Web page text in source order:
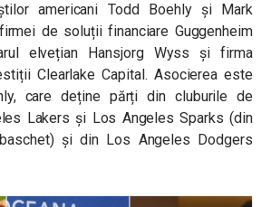
americani Todd Boehly și Mark
de soluții financiare Guggenheim
elvețian Hansjorg Wyss și firma
Clearlake Capital. Asocierea este
care deține părți din cluburile de
Lakers și Los Angeles Sparks (din
și din Los Angeles Dodgers